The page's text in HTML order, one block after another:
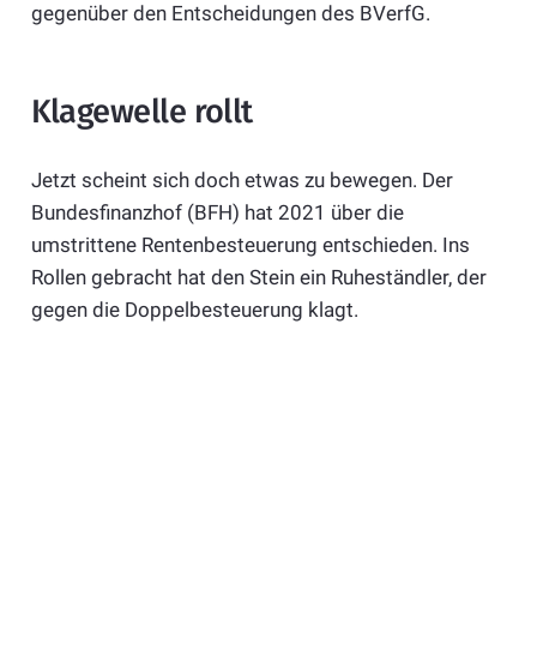
gegenüber den Entscheidungen des BVerfG.
Klagewelle rollt
Jetzt scheint sich doch etwas zu bewegen. Der
Bundesfinanzhof (BFH) hat 2021 über die
umstrittene Rentenbesteuerung entschieden. Ins
Rollen gebracht hat den Stein ein Ruheständler, der
gegen die Doppelbesteuerung klagt.